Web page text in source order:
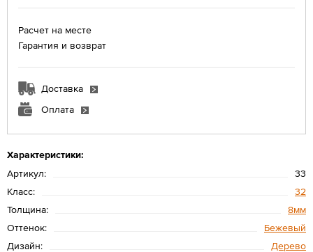
Характеристики:
Артикул:
33
Класс:
32
Толщина:
8мм
Оттенок:
Бежевый
Дизайн:
Дерево
Расчет на месте
Гарантия и возврат
Доставка
Оплата